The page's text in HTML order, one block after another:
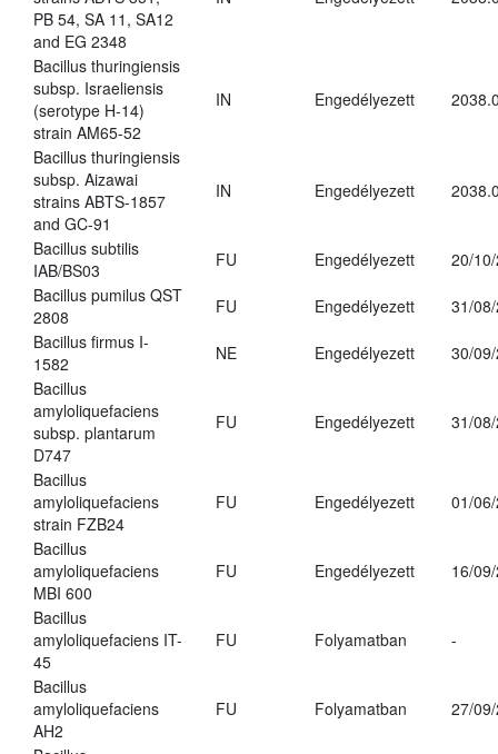
PB 54, SA 11, SA12
and EG 2348
Bacillus thuringiensis
subsp. Israeliensis
(serotype H-14)
strain AM65-52
IN Engedélyezett
Bacillus thuringiensis
subsp. Aizawai
strains ABTS-1857
and GC-91
IN Engedélyezett
Bacillus subtilis
IAB/BS03
FU Engedélyezett
20/
Bacillus pumilus QST
2808
FU Engedélyezett
31/
Bacillus firmus I-
1582
NE Engedélyezett
30/
Bacillus
amyloliquefaciens
subsp. plantarum
D747
FU Engedélyezett 31/
Bacillus
amyloliquefaciens
strain FZB24
FU Engedélyezett 01/
Bacillus
amyloliquefaciens
MBI 600
FU Engedélyezett 16/
Bacillus
amyloliquefaciens IT-
45
FU Folyamatban -
Bacillus
amyloliquefaciens
AH2
FU Folyamatban 27/